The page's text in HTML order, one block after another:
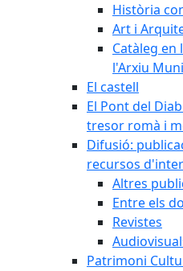
Història
Art i
Catàleg en
l'Arxiu
El castell
El Pont del
tresor romà i
Difusió:
recursos
Altres
Entre els
Revistes
Patrimoni